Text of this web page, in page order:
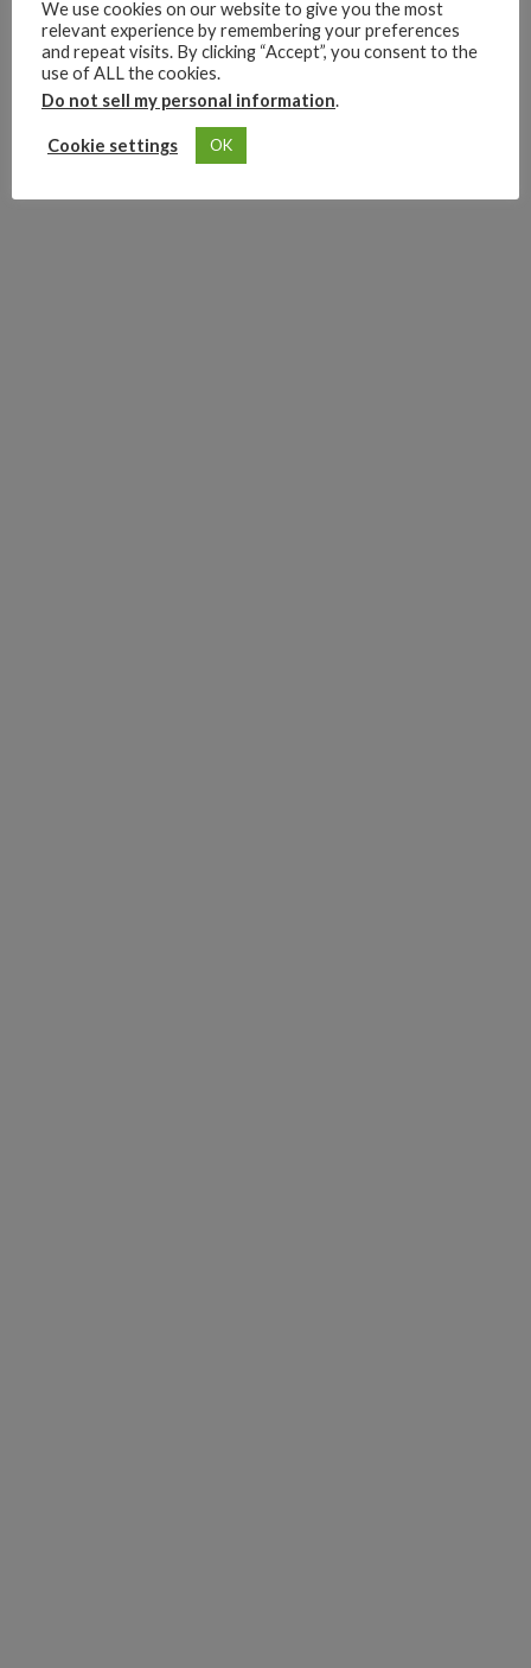
0
We use cookies on our website to give you the most
relevant experience by remembering your preferences
and repeat visits. By clicking “Accept”, you consent to the
use of ALL the cookies.
Do not sell my personal information.
Cookie settings OK